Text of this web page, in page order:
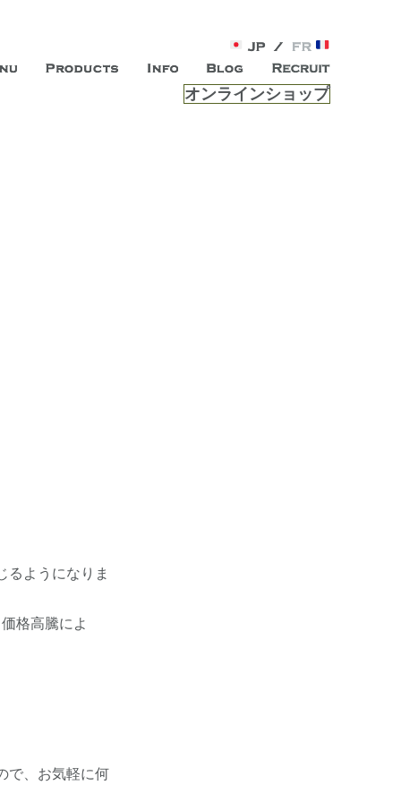
、 内面から輝く美をトー
ープン。お客様のもつ「自らしい美しさ」を追求し、未来の
を提供する総合エステサロンです。
オンラインショップ
ようになりま
格高騰によ
で、お気軽に何